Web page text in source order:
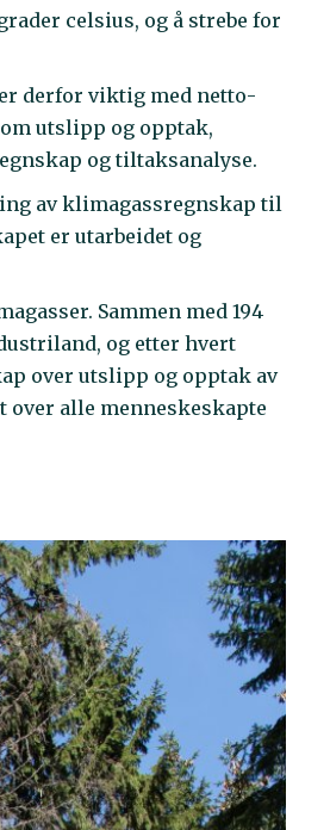
celsius, og å strebe for
derfor viktig med netto-
utslipp og opptak,
og tiltaksanalyse.
av klimagassregnskap til
er utarbeidet og
Sammen med 194
og etter hvert
over utslipp og opptak av
alle menneskeskapte